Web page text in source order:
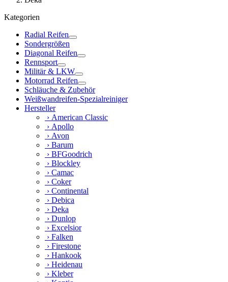
Kategorien
Radial Reifen
Sondergrößen
Diagonal Reifen
Rennsport
Militär & LKW
Motorrad Reifen
Schläuche & Zubehör
Weißwandreifen-Spezialreiniger
Hersteller
› American Classic
› Apollo
› Avon
› Barum
› BFGoodrich
› Blockley
› Camac
› Coker
› Continental
› Debica
› Deka
› Dunlop
› Excelsior
› Falken
› Firestone
› Hankook
› Heidenau
› Kleber